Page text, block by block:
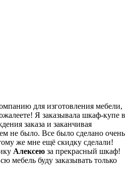
для изготовления мебели,
Я заказывала шкаф-купе в
заказа и заканчивая
не было. Все было сделано очень
же мне ещё скидку сделали!
Алексею за прекрасный шкаф!
мебель буду заказывать только